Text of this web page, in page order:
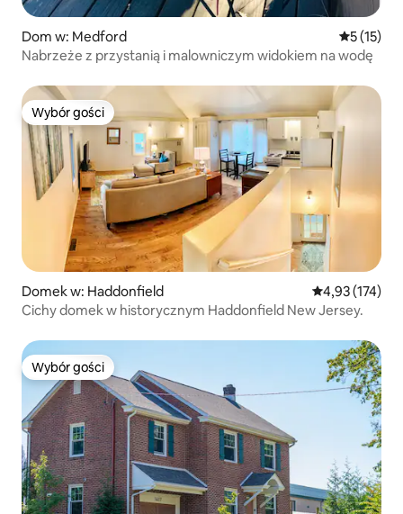
Dom w: Medford Średnia
5 (15)
Nabrzeże z przystanią i malowniczym widokiem na wodę
Wybór gości
Wybór gości
Domek w: Haddonfield Średnia
4,93 (174)
Cichy domek w historycznym Haddonfield New Jersey.
Wybór gości
Wybór gości